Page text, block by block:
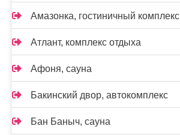
Амазонка, гостиничный комплекс
Атлант, комплекс отдыха
Афоня, сауна
Бакинский двор, автокомплекс
Бан Баныч, сауна